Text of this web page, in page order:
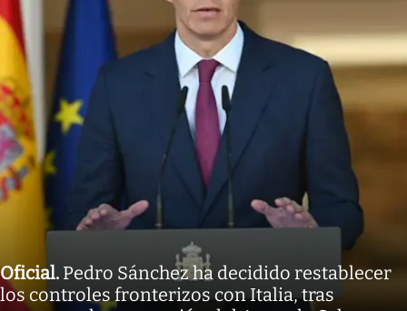
Oficial. Pedro Sánchez ha decidido restablecer
los controles fronterizos con Italia, tras